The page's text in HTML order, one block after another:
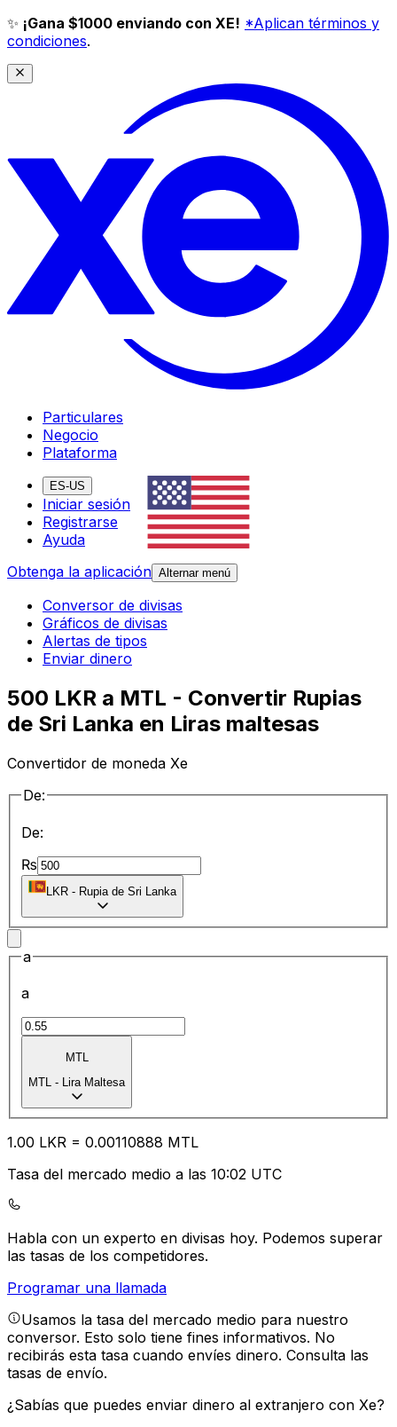
✨ ¡Gana $1000 enviando con XE! *Aplican términos y
condiciones.
Particulares
Negocio
Plataforma
ES-US
Iniciar sesión
Registrarse
Ayuda
Obtenga la aplicación Alternar menú
Conversor de divisas
Gráficos de divisas
Alertas de tipos
Enviar dinero
500 LKR a MTL - Convertir Rupias
de Sri Lanka en Liras maltesas
Convertidor de moneda Xe
De:
De:
₨
LKR - Rupia de Sri Lanka
a
a
MTL
MTL - Lira Maltesa
1.00 LKR = 0.00110888 MTL
Tasa del mercado medio a las 10:02 UTC
Habla con un experto en divisas hoy. Podemos superar
las tasas de los competidores.
Programar una llamada
Usamos la tasa del mercado medio para nuestro
conversor. Esto solo tiene fines informativos. No
recibirás esta tasa cuando envíes dinero. Consulta las
tasas de envío.
¿Sabías que puedes enviar dinero al extranjero con Xe?